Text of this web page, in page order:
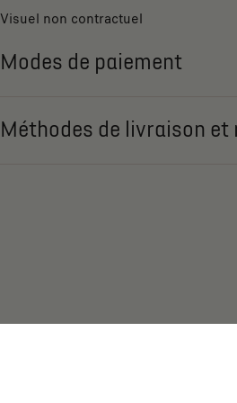
Visuel non contractuel
Modes de paiement
Méthodes de livraison et